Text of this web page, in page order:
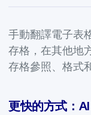
手動翻譯電子表
存格，在其他地
存格參照、格式
更快的方式：